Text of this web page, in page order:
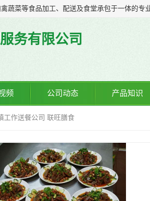
务有限公司
频 公司动态 产品知识
工作送餐公司 联旺膳食